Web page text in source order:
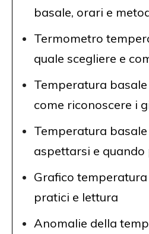
basale, orari e
Termometro
quale scegliere e
Temperatura
come riconoscere i
Temperatura
aspettarsi e
Grafico
pratici e lettura
Anomalie della